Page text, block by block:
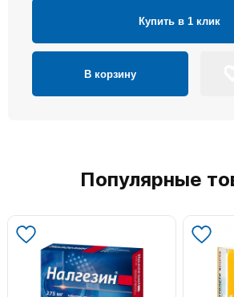
Купить в 1 клик
В корзину
Популярные